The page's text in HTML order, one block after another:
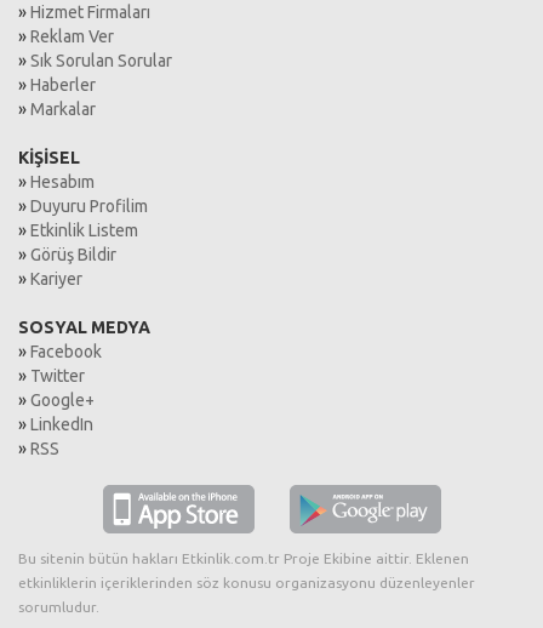
»Hizmet Firmaları
»Reklam Ver
»Sık Sorulan Sorular
»Haberler
»Markalar
KİŞİSEL
»Hesabım
»Duyuru Profilim
»Etkinlik Listem
»Görüş Bildir
»Kariyer
SOSYAL MEDYA
»Facebook
» Twitter
»Google+
»LinkedIn
»RSS
Bu sitenin bütün hakları Etkinlik.com.tr Proje Ekibine aittir. Eklenen
etkinliklerin içeriklerinden söz konusu organizasyonu düzenleyenler
sorumludur.